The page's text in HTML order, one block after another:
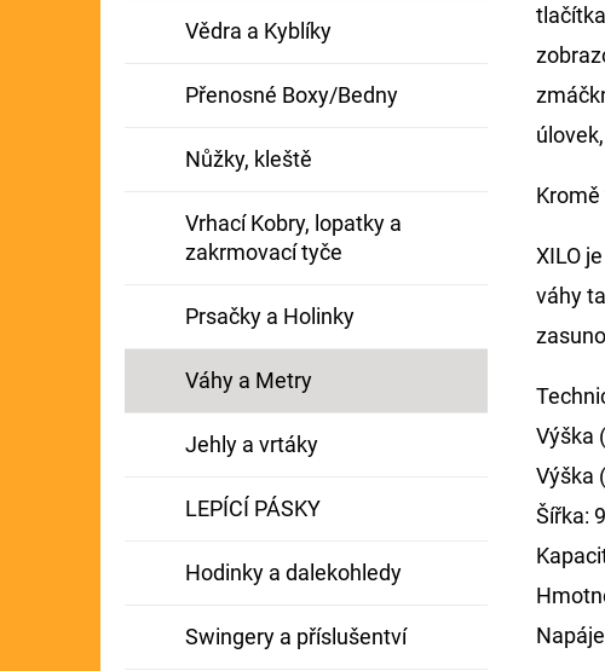
Vědra a Kyblíky
Přenosné Boxy/Bedny
Nůžky, kleště
Vrhací Kobry, lopatky a
zakrmovací tyče
Prsačky a Holinky
Váhy a Metry
Jehly a vrtáky
LEPÍCÍ PÁSKY
Hodinky a dalekohledy
Swingery a příslušentví
XILO
váhy
Výška
Výška
Šířka: